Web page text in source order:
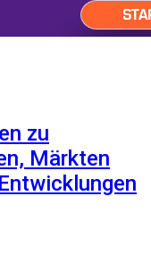
zu
Märkten